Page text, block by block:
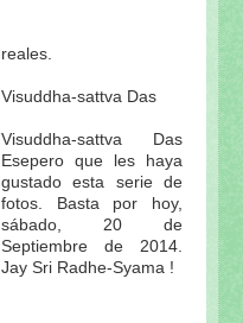
reales.
Visuddha-sattva Das
Visuddha-sattva Das
Esepero que les haya
gustado esta serie de
fotos. Basta por hoy,
sábado, 20 de
Septiembre de 2014.
Jay Sri Radhe-Syama !